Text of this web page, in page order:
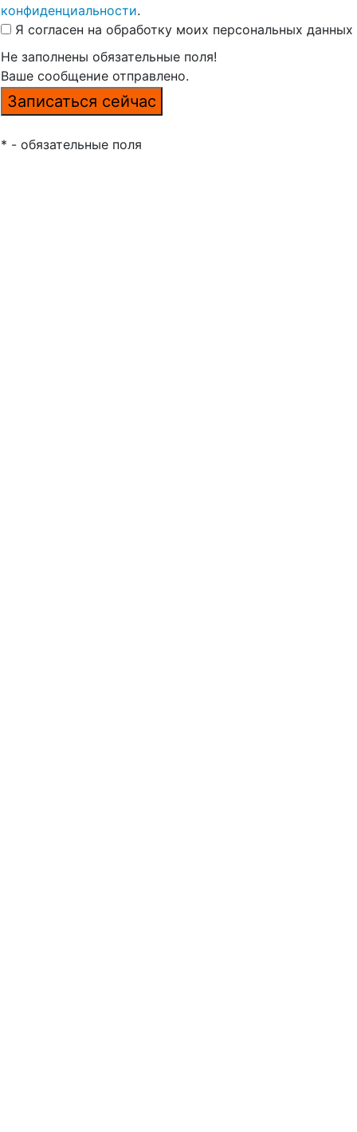
конфиденциальности.
Я согласен на обработку моих персональных данных
Не заполнены обязательные поля!
Ваше сообщение отправлено.
* - обязательные поля